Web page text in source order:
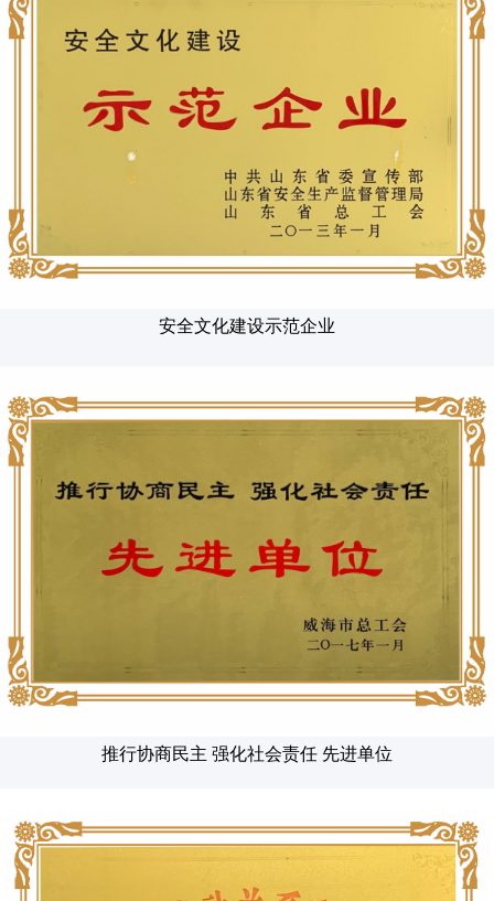
安全文化建设示范企业
推行协商民主 强化社会责任 先进单位